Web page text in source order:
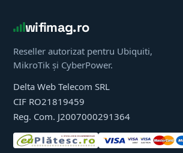
wifimag.ro
Reseller autorizat pentru Ubiquiti,
MikroTik și CyberPower.
Delta Web Telecom SRL
CIF RO21819459
Reg. Com. J2007000291364